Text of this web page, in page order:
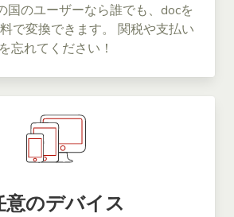
国のユーザーなら誰でも、docを
で変換できます。 関税や支払い
を忘れてください！
意のデバイス